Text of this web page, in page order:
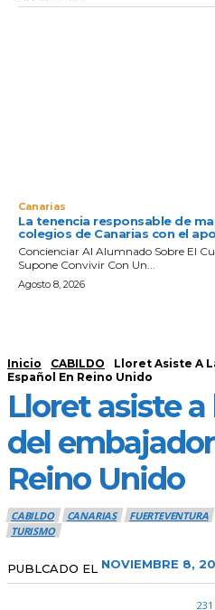
Canarias
La tenencia responsable de
colegios de Canarias con el
Concienciar Al Alumnado Sobre El
Supone Convivir Con Un...
Agosto 8, 2026